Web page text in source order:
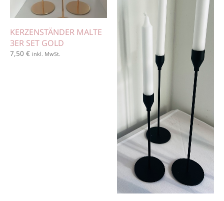
KERZENSTÄNDER MALTE
3ER SET GOLD
7,50 € inkl. MwSt.